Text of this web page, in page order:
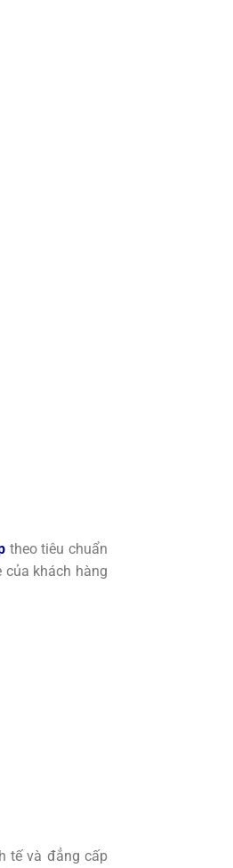
theo tiêu chuẩn
của khách hàng
tế và đẳng cấp